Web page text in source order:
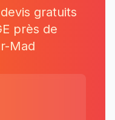
gratuits
près de
Mad